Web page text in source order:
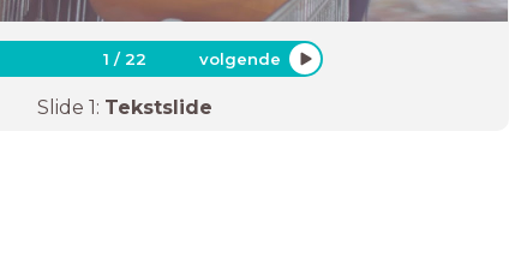
1 /22 volgende
Slide 1: Tekstslide